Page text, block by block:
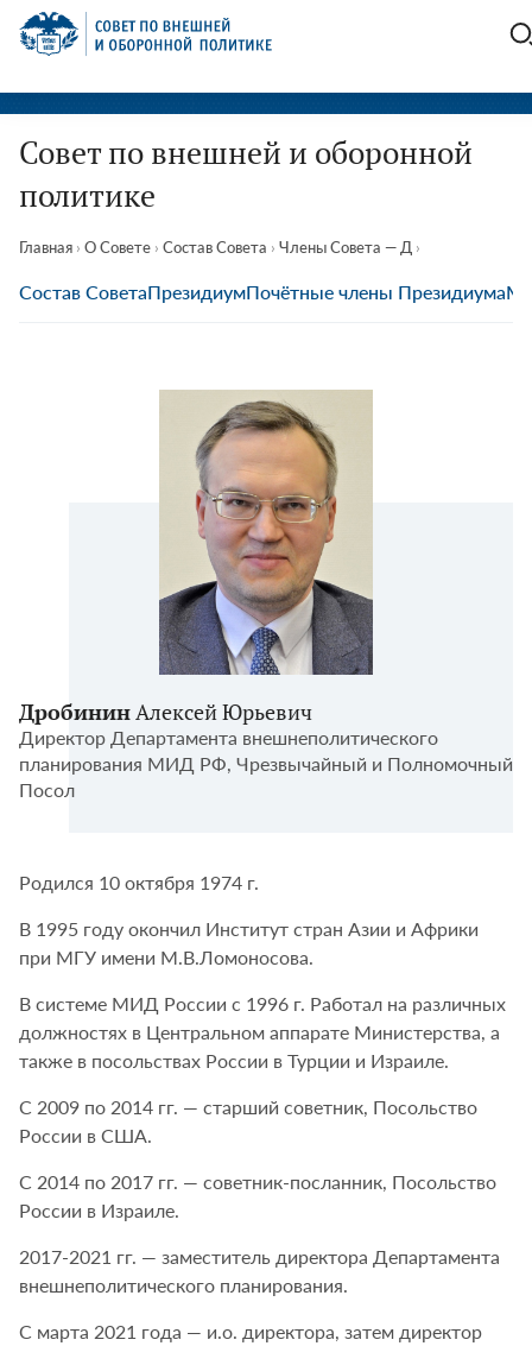
Перейти
СВОП
Совет по внешней и оборонной
политике
Главная › О Совете › Состав Совета › Члены Совета — Д ›
Состав СоветаПрезидиумПочётные члены Президиума
ДробининАлексей Юрьевич
Директор Департамента внешнеполитического
планирования МИД РФ, Чрезвычайный и Полномочный
Посол
Родился 10 октября 1974 г.
В 1995 году окончил Институт стран Азии и Африки
при МГУ имени М.В.Ломоносова.
В системе МИД России с 1996 г. Работал на различных
должностях в Центральном аппарате Министерства, а
также в посольствах России в Турции и Израиле.
С 2009 по 2014 гг. — старший советник, Посольство
России в США.
С 2014 по 2017 гг. — советник-посланник, Посольство
России в Израиле.
2017-2021 гг. — заместитель директора Департамента
внешнеполитического планирования.
С марта 2021 года — и.о. директора, затем директор